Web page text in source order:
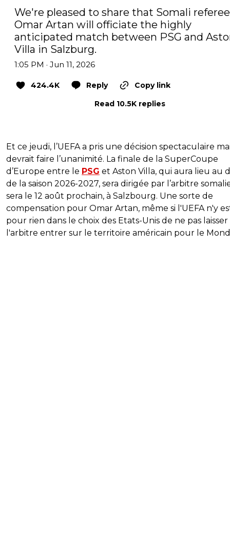
We're pleased to share that Somali referee
Omar Artan will officiate the highly
anticipated match between PSG and
Villa in Salzburg.
1:05 PM · Jun 11, 2026
424.4K Reply
Copy link
Read 10.5K replies
Et ce jeudi, l’UEFA a pris une décision spectaculaire
devrait faire l’unanimité. La finale de la SuperCoupe
d’Europe entre le PSG et Aston Villa, qui aura lieu au
de la saison 2026-2027, sera dirigée par l’arbitre
sera le 12 août prochain, à Salzbourg. Une sorte de
compensation pour Omar Artan, même si l'UEFA n'y
pour rien dans le choix des Etats-Unis de ne pas laisser
l'arbitre entrer sur le territoire américain pour le